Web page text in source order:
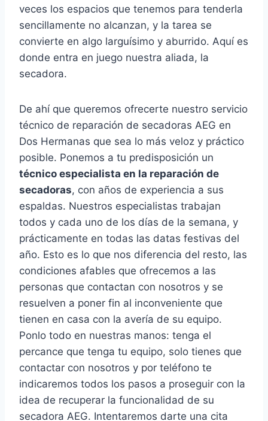
veces los espacios que tenemos para tenderla
sencillamente no alcanzan, y la tarea se
convierte en algo larguísimo y aburrido. Aquí es
donde entra en juego nuestra aliada, la
secadora.
De ahí que queremos ofrecerte nuestro servicio
técnico de reparación de secadoras AEG en
Dos Hermanas que sea lo más veloz y práctico
posible. Ponemos a tu predisposición un
técnico especialista en la reparación de
secadoras, con años de experiencia a sus
espaldas. Nuestros especialistas trabajan
todos y cada uno de los días de la semana, y
prácticamente en todas las datas festivas del
año. Esto es lo que nos diferencia del resto, las
condiciones afables que ofrecemos a las
personas que contactan con nosotros y se
resuelven a poner fin al inconveniente que
tienen en casa con la avería de su equipo.
Ponlo todo en nuestras manos: tenga el
percance que tenga tu equipo, solo tienes que
contactar con nosotros y por teléfono te
indicaremos todos los pasos a proseguir con la
idea de recuperar la funcionalidad de su
secadora AEG. Intentaremos darte una cita